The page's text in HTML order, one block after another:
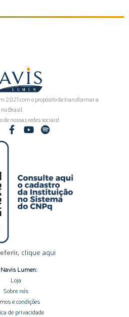
2021 com o propósito de transformar a
Brasil.
nossas redes sociais!
F
a
Y
b
e
S
p
f
y
clique aqui
Lumen:
Loja
Sobre nós
e condições
de privacidade